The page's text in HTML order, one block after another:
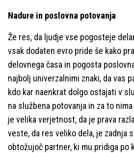
Nadure in poslovna potovanja
Že res, da ljudje vse pogosteje
vsak dodaten evro pride še kako
delovnega časa in pogosta
najbolj univerzalnimi znaki, da vas
kdo kar naenkrat dolgo ostajati v
na službena potovanja in za to
je velika verjetnost, da je prava
veste, da res veliko dela, je zadnja
obtožujoč partner, ki mu pridiga po